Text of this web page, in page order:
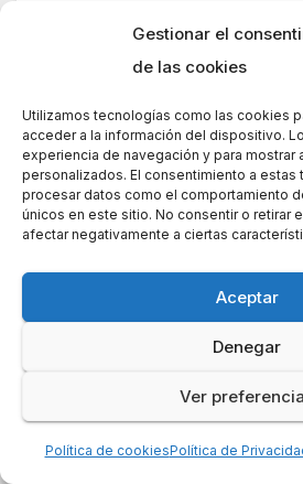
Gestionar el
de las cookies
Utilizamos tecnologías como las cookies
acceder a la información del dispositivo.
experiencia de navegación y para mostrar
personalizados. El consentimiento a estas
procesar datos como el comportamiento
únicos en este sitio. No consentir o retirar
afectar negativamente a ciertas
Aceptar
Denegar
Ver
Política de cookiesPolítica de
Lo último
Adaptar los entrenamientos
Como evitar contagios al
Covid-19: guía para escapar